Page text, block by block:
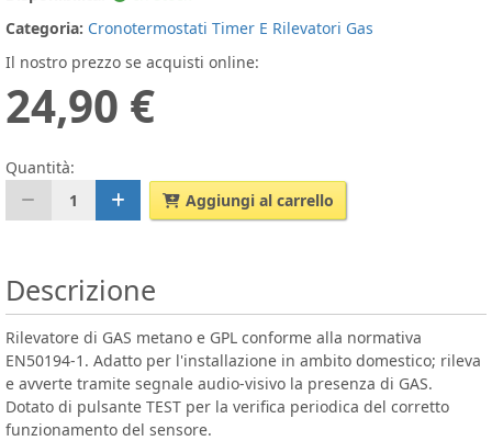
Categoria: Cronotermostati Timer E Rilevatori Gas
Il nostro prezzo se acquisti online:
24,90 €
Quantità:
1
Aggiungi al carrello
Descrizione
Rilevatore di GAS metano e GPL conforme alla normativa
EN50194-1. Adatto per l'installazione in ambito domestico; rileva
e avverte tramite segnale audio-visivo la presenza di GAS.
Dotato di pulsante TEST per la verifica periodica del corretto
funzionamento del sensore.